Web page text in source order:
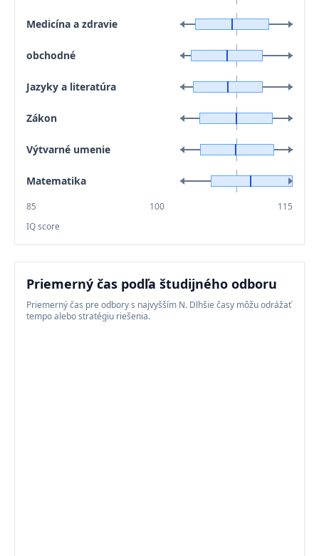
Medicína a zdravie
obchodné
Jazyky a literatúra
Zákon
Výtvarné umenie
Matematika
85 100
115
IQ score
Priemerný čas podľa študijného odboru
Priemerný čas pre odbory s najvyšším N. Dlhšie časy môžu odrážať
tempo alebo stratégiu riešenia.